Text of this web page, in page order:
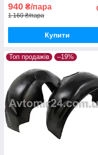
940 ₴/пара
1 160 ₴/пара
Купити
Топ продажів –19%